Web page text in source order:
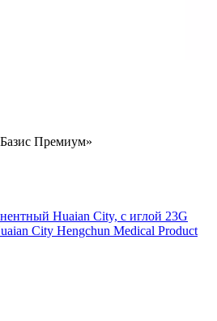
Премиум»
Huaian City, с иглой 23G
City Hengchun Medical Product